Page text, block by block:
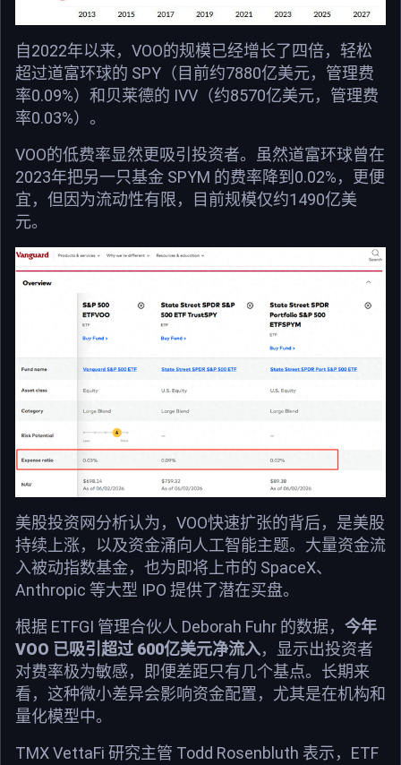
自2022年以来，VOO的规模已经增长了四倍，轻松
超过道富环球的 SPY（目前约7880亿美元，管理费
率0.09%）和贝莱德的 IVV（约8570亿美元，管理费
率0.03%）。
VOO的低费率显然更吸引投资者。虽然道富环球曾在
2023年把另一只基金 SPYM 的费率降到0.02%，更便
宜，但因为流动性有限，目前规模仅约1490亿美
元。
美股投资网分析认为，VOO快速扩张的背后，是美股
持续上涨，以及资金涌向人工智能主题。大量资金流
入被动指数基金，也为即将上市的 SpaceX、
Anthropic 等大型 IPO 提供了潜在买盘。
根据 ETFGI 管理合伙人 Deborah Fuhr 的数据， 今年
VOO 已吸引超过 600亿美元净流入，显示出投资者
对费率极为敏感，即便差距只有几个基点。长期来
看，这种微小差异会影响资金配置，尤其是在机构和
量化模型中。
TMX VettaFi 研究主管 Todd Rosenbluth 表示，ETF